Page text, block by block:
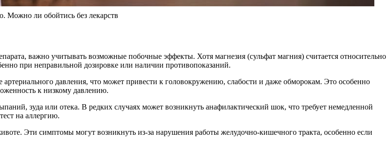
ли обойтись без лекарств
важно учитывать возможные побочные эффекты. Хотя магнезия (сульфат магния) считается относительно
при неправильной дозировке или наличии противопоказаний.
давления, что может привести к головокружению, слабости и даже обморокам. Это особенно
к низкому давлению.
зуда или отека. В редких случаях может возникнуть анафилактический шок, что требует немедленной
на аллергию.
Эти симптомы могут возникнуть из-за нарушения работы желудочно-кишечного тракта, особенно если